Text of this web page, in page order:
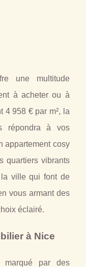
une multitude
à acheter ou à
4 958 € par m², la
répondra à vos
appartement cosy
quartiers vibrants
la ville qui font de
vous armant des
éclairé.
à Nice
marqué par des